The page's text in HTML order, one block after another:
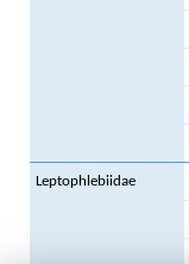
Leptophlebiidae